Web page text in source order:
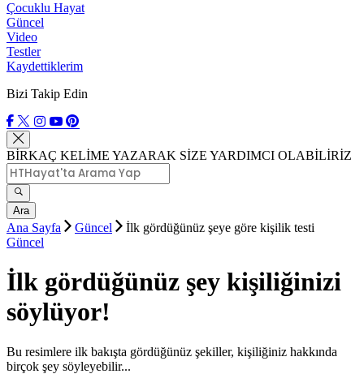
Çocuklu Hayat
Güncel
Video
Testler
Kaydettiklerim
Bizi Takip Edin
BİRKAÇ KELİME YAZARAK SİZE YARDIMCI OLABİLİRİZ
Ara
Ana Sayfa Güncel
İlk gördüğünüz şeye göre kişilik testi
Güncel
İlk gördüğünüz şey kişiliğinizi
söylüyor!
Bu resimlere ilk bakışta gördüğünüz şekiller, kişiliğiniz hakkında
birçok şey söyleyebilir...